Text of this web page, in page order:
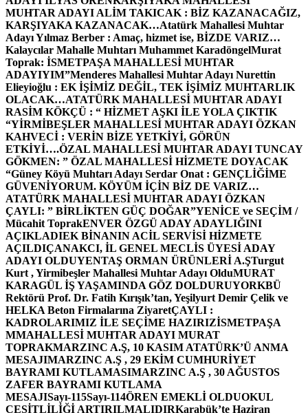
MUHTAR ADAYI ALİM TAKICAK : BİZ KAZANACAĞIZ,
KARŞIYAKA KAZANACAK…Atatürk Mahallesi Muhtar
Adayı Yılmaz Berber : Amaç, hizmet ise, BİZDE VARIZ…
Kalaycılar Mahalle Muhtarı Muhammet KaradöngelMurat
Toprak: İSMETPAŞA MAHALLESİ MUHTAR
ADAYIYIM”Menderes Mahallesi Muhtar Adayı Nurettin
Elieyioğlu : EK İŞİMİZ DEĞİL, TEK İŞİMİZ MUHTARLIK
OLACAK…ATATÜRK MAHALLESİ MUHTAR ADAYI
RASİM KÖKÇÜ : “ HİZMET AŞKI İLE YOLA ÇIKTIK
“YİRMİBEŞLER MAHALLESİ MUHTAR ADAYI ÖZKAN
KAHVECİ : VERİN BİZE YETKİYİ, GÖRÜN
ETKİYİ….ÖZAL MAHALLESİ MUHTAR ADAYI TUNCAY
GÖKMEN: ” ÖZAL MAHALLESİ HİZMETE DOYACAK
“Güney Köyü Muhtarı Adayı Serdar Onat : GENÇLİĞİME
GÜVENİYORUM. KÖYÜM İÇİN BİZ DE VARIZ…
ATATÜRK MAHALLESİ MUHTAR ADAYI ÖZKAN
ÇAYLI: ” BİRLİKTEN GÜÇ DOĞAR”YENİCE ve SEÇİM /
Mücahit ToprakENVER ÖZGÜ ADAY ADAYLIĞINI
AÇIKLADIEK BİNANIN ACİL SERVİSİ HİZMETE
AÇILDIÇANAKCI, İL GENEL MECLİS ÜYESİ ADAY
ADAYI OLDUYENTAŞ ORMAN ÜRÜNLERİ A.ŞTurgut
Kurt , Yirmibeşler Mahallesi Muhtar Adayı OlduMURAT
KARAGÜL İŞ YAŞAMINDA GÖZ DOLDURUYORKBÜ
Rektörü Prof. Dr. Fatih Kırışık’tan, Yeşilyurt Demir Çelik ve
HELKA Beton Firmalarına ZiyaretÇAYLI :
KADROLARIMIZ İLE SEÇİME HAZIRIZİSMETPAŞA
MMAHALLESİ MUHTAR ADAYI MURAT
TOPRAKMARZINC A.Ş, 10 KASIM ATATÜRK’Ü ANMA
MESAJIMARZINC A.Ş , 29 EKİM CUMHURİYET
BAYRAMI KUTLAMASIMARZINC A.Ş , 30 AĞUSTOS
ZAFER BAYRAMI KUTLAMA
MESAJISayı-115Sayı-114ÖREN EMEKLİ OLDUOKUL
ÇEŞİTLİLİĞİ ARTIRILMALIDIRKarabük’te Haziran